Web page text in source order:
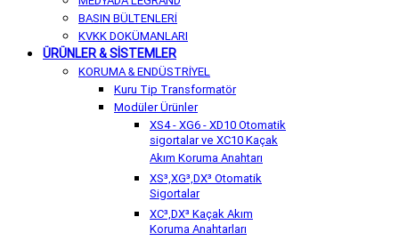
BASIN BÜLTENLERİ
KVKK DOKÜMANLARI
ÜRÜNLER & SİSTEMLER
KORUMA & ENDÜSTRİYEL
Kuru Tip Transformatör
Modüler Ürünler
XS4 - XG6 - XD10 Otomatik
sigortalar ve XC10 Kaçak
Akım Koruma Anahtarı
XS³,XG³,DX³ Otomatik
Sigortalar
XC³,DX³ Kaçak Akım
Koruma Anahtarları